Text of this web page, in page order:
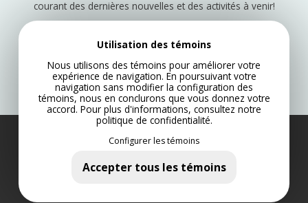
courant des dernières nouvelles et des activités à venir!
Municipalité d’Austin 2022
Plan du site
Politique de confidentialité
Utilisation des témoins
Nous utilisons des témoins pour améliorer votre
expérience de navigation. En poursuivant votre
navigation sans modifier la configuration des
témoins, nous en conclurons que vous donnez votre
accord. Pour plus d'informations, consultez notre
politique de confidentialité.
Configurer les témoins
Accepter tous les témoins